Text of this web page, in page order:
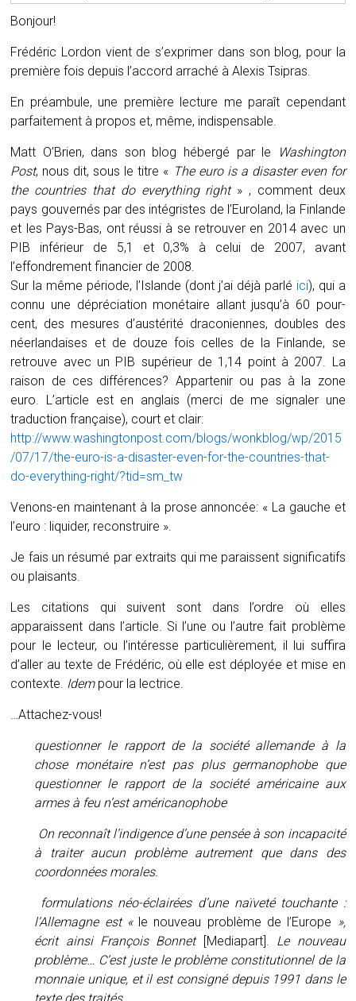
Bonjour!
Frédéric Lordon vient de s’exprimer dans son blog, pour la
première fois depuis l’accord arraché à Alexis Tsipras.
En préambule, une première lecture me paraît cependant
parfaitement à propos et, même, indispensable.
Matt O’Brien, dans son blog hébergé par le
Washington
Post, nous dit, sous le titre « The euro is a disaster even for
the countries that do everything right» , comment deux
pays gouvernés par des intégristes de l’Euroland, la Finlande
et les Pays-Bas, ont réussi à se retrouver en 2014 avec un
PIB inférieur de 5,1 et 0,3% à celui de 2007, avant
l’effondrement financier de 2008.
Sur la même période, l’Islande (dont j’ai déjà parlé ici), qui a
connu une dépréciation monétaire allant jusqu’à 60 pour-
cent, des mesures d’austérité draconiennes, doubles des
néerlandaises et de douze fois celles de la Finlande, se
retrouve avec un PIB supérieur de 1,14 point à 2007. La
raison de ces différences? Appartenir ou pas à la zone
euro. L’article est en anglais (merci de me signaler une
traduction française), court et clair:
http://www.washingtonpost.com/blogs/wonkblog/wp/2015
/07/17/the-euro-is-a-disaster-even-for-the-countries-that-
do-everything-right/?tid=sm_tw
Venons-en maintenant à la prose annoncée: « La gauche et
l’euro : liquider, reconstruire ».
Je fais un résumé par extraits qui me paraissent significatifs
ou plaisants.
Les citations qui suivent sont dans l’ordre où elles
apparaissent dans l’article. Si l’une ou l’autre fait problème
pour le lecteur, ou l’intéresse particulièrement, il lui suffira
d’aller au texte de Frédéric, où elle est déployée et mise en
contexte. Idempour la lectrice.
…Attachez-vous!
questionner le rapport de la société allemande à la
chose monétaire n’est pas plus germanophobe que
questionner le rapport de la société américaine aux
armes à feu n’est américanophobe
On reconnaît l’indigence d’une pensée à son incapacité
à traiter aucun problème autrement que dans des
coordonnées morales.
formulations néo-éclairées d’une naïveté touchante :
l’Allemagne est « le nouveau problème de l’Europe »,
écrit ainsi François Bonnet[Mediapart]. Le nouveau
problème… C’est juste le problème constitutionnel de la
monnaie unique, et il est consigné depuis 1991 dans le